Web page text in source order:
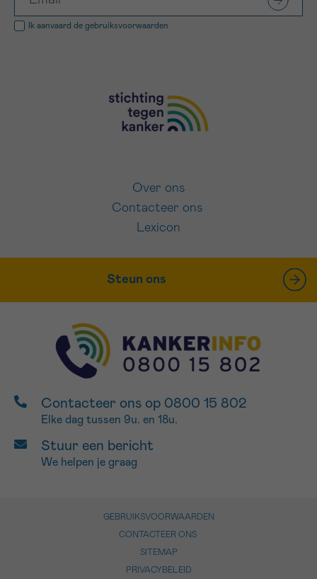
Ik aanvaard de gebruiksvoorwaarden
Over ons
Contacteer ons
Lexicon
Steun ons
Contacteer ons op 0800 15 802
Elke dag tussen 9u. en 18u.
Stuur een bericht
We helpen je graag
GEBRUIKSVOORWAARDEN
CONTACTEER ONS
SITEMAP
PRIVACYBELEID